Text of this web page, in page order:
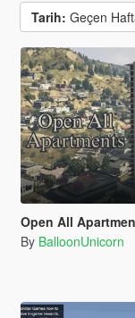
Tarih: Geçen
Open All
By BalloonUnicorn